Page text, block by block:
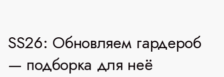
SS26: Обновляем гардероб
— подборка для неё